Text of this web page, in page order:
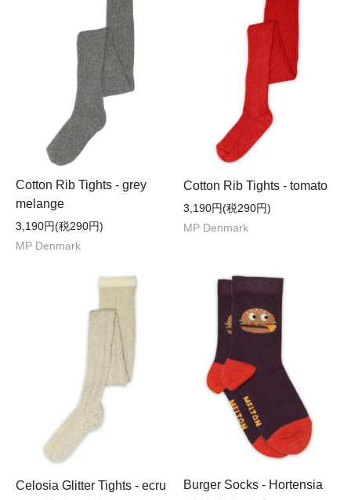
Cotton Rib Tights - grey
melange
3,190円(税290円)
MP Denmark
Cotton Rib Tights - tomato
3,190円(税290円)
MP Denmark
Celosia Glitter Tights - ecru Burger Socks - Hortensia